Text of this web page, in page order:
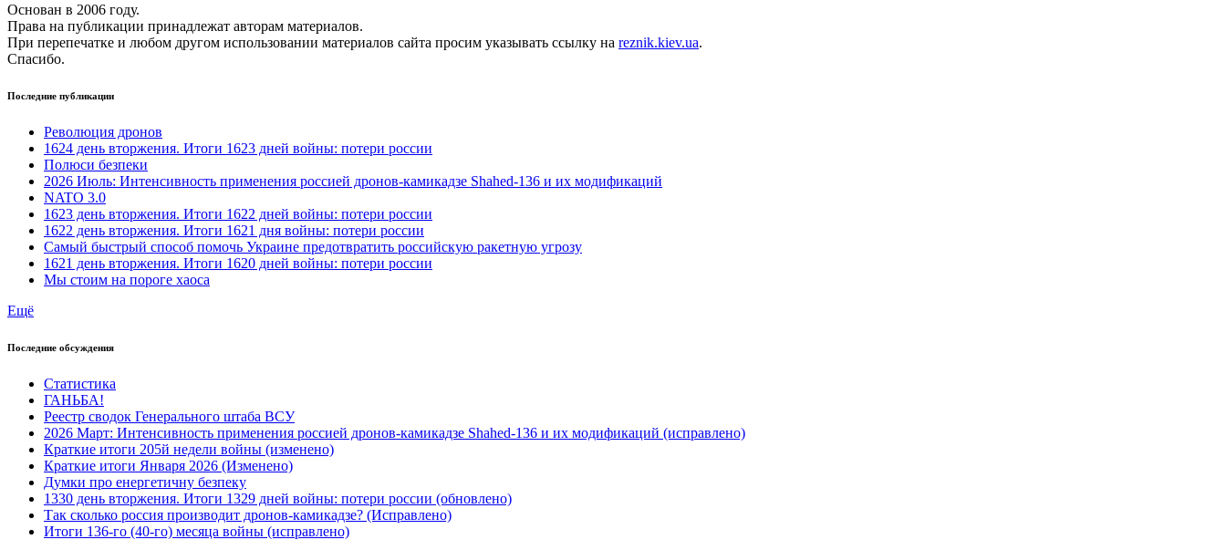
Основан в 2006 году.
Права на публикации принадлежат авторам материалов.
При перепечатке и любом другом использовании материалов сайта просим указывать ссылку на reznik.kiev.ua.
Спасибо.
Последние публикации
Революция дронов
1624 день вторжения. Итоги 1623 дней войны: потери россии
Полюси безпеки
2026 Июль: Интенсивность применения россией дронов-камикадзе Shahed-136 и их модификаций
NATO 3.0
1623 день вторжения. Итоги 1622 дней войны: потери россии
1622 день вторжения. Итоги 1621 дня войны: потери россии
Самый быстрый способ помочь Украине предотвратить российскую ракетную угрозу
1621 день вторжения. Итоги 1620 дней войны: потери россии
Мы стоим на пороге хаоса
Ещё
Последние обсуждения
Статистика
ГАНЬБА!
Реестр сводок Генерального штаба ВСУ
2026 Март: Интенсивность применения россией дронов-камикадзе Shahed-136 и их модификаций (исправлено)
Краткие итоги 205й недели войны (изменено)
Краткие итоги Января 2026 (Изменено)
Думки про енергетичну безпеку
1330 день вторжения. Итоги 1329 дней войны: потери россии (обновлено)
Так сколько россия производит дронов-камикадзе? (Исправлено)
Итоги 136-го (40-го) месяца войны (исправлено)